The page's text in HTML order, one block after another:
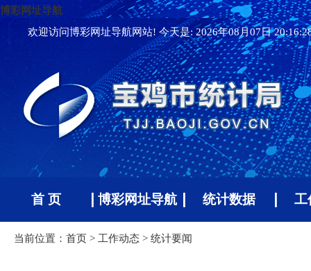
博彩网址导航
欢迎访问博彩网址导航网站! 今天是:2026年08月07日
首 页 博彩网址导航 统计数据 工
当前位置： 首页 > 工作动态 > 统计要闻